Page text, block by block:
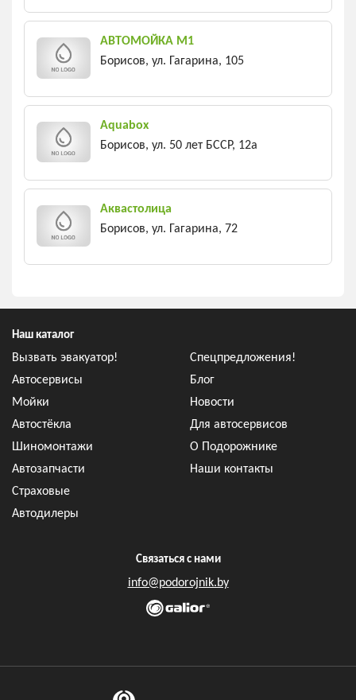
АВТОМОЙКА М1
Борисов, ул. Гагарина, 105
Aquabox
Борисов, ул. 50 лет БССР, 12а
Аквастолица
Борисов, ул. Гагарина, 72
Наш каталог
Вызвать эвакуатор!
Автосервисы
Мойки
Автостёкла
Шиномонтажи
Автозапчасти
Страховые
Автодилеры
Спецпредложения!
Блог
Новости
Для автосервисов
О Подорожнике
Наши контакты
Связаться с нами
info@podorojnik.by